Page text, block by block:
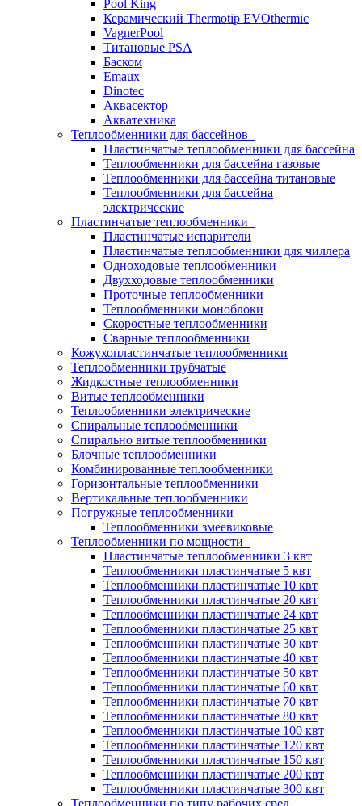
Pool King
Керамический Thermotip EVOthermic
VagnerPool
Титановые PSA
Баском
Emaux
Dinotec
Аквасектор
Акватехника
Теплообменники для бассейнов
Пластинчатые теплообменники для бассейна
Теплообменники для бассейна газовые
Теплообменники для бассейна титановые
Теплообменники для бассейна
электрические
Пластинчатые теплообменники
Пластинчатые испарители
Пластинчатые теплообменники для чиллера
Одноходовые теплообменники
Двухходовые теплообменники
Проточные теплообменники
Теплообменники моноблоки
Скоростные теплообменники
Сварные теплообменники
Кожухопластинчатые теплообменники
Теплообменники трубчатые
Жидкостные теплообменники
Витые теплообменники
Теплообменники электрические
Спиральные теплообменники
Спирально витые теплообменники
Блочные теплообменники
Комбинированные теплообменники
Горизонтальные теплообменники
Вертикальные теплообменники
Погружные теплообменники
Теплообменники змеевиковые
Теплообменники по мощности
Пластинчатые теплообменники 3 квт
Теплообменники пластинчатые 5 квт
Теплообменники пластинчатые 10 квт
Теплообменники пластинчатые 20 квт
Теплообменники пластинчатые 24 квт
Теплообменники пластинчатые 25 квт
Теплообменники пластинчатые 30 квт
Теплообменники пластинчатые 40 квт
Теплообменники пластинчатые 50 квт
Теплообменники пластинчатые 60 квт
Теплообменники пластинчатые 70 квт
Теплообменники пластинчатые 80 квт
Теплообменники пластинчатые 100 квт
Теплообменники пластинчатые 120 квт
Теплообменники пластинчатые 150 квт
Теплообменники пластинчатые 200 квт
Теплообменники пластинчатые 300 квт
Теплообменники по типу рабочих сред